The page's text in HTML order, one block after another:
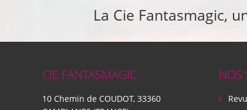
La Cie Fantasmagic,
CIE FANTASMAGIC
10 Chemin de COUDOT, 33360
NOS